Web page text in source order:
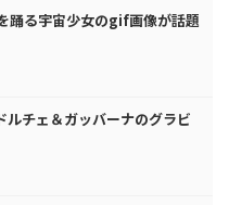
踊る宇宙少女のgif画像が話題
チェ＆ガッバーナのグラビ